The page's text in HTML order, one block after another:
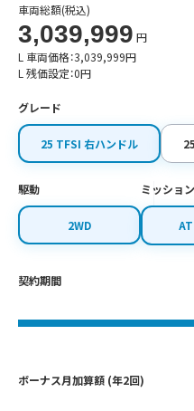
車両総額(税込)
3,039,999 円
L 車両価格：3,039,999円
L 残価設定：0円
グレード
25 TFSI 右ハンドル
駆動
2WD
ミッション
AT
契約期間
ボーナス月加算額 (年2回)